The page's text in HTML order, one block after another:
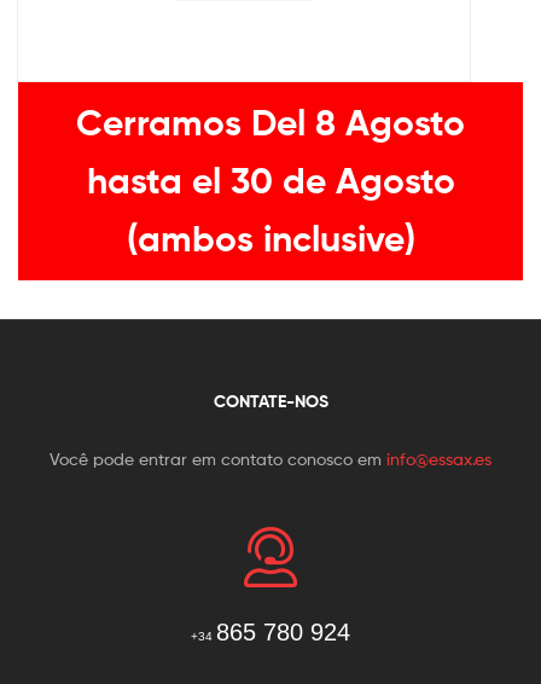
Cerramos Del 8 Agosto
hasta el 30 de Agosto
(ambos inclusive)
CONTATE-NOS
Você pode entrar em contato conosco em info@essax.es
+34 865 780 924